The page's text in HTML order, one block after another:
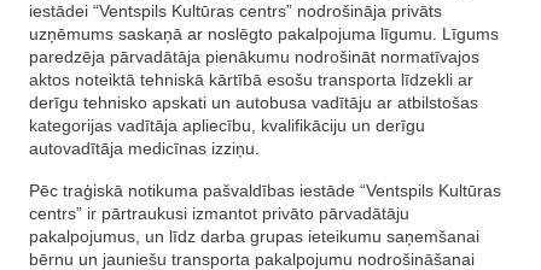
iestādei “Ventspils Kultūras centrs” nodrošināja privāts
uzņēmums saskaņā ar noslēgto pakalpojuma līgumu. Līgums
paredzēja pārvadātāja pienākumu nodrošināt normatīvajos
aktos noteiktā tehniskā kārtībā esošu transporta līdzekli ar
derīgu tehnisko apskati un autobusa vadītāju ar atbilstošas
kategorijas vadītāja apliecību, kvalifikāciju un derīgu
autovadītāja medicīnas izziņu.
Pēc traģiskā notikuma pašvaldības iestāde “Ventspils Kultūras
centrs” ir pārtraukusi izmantot privāto pārvadātāju
pakalpojumus, un līdz darba grupas ieteikumu saņemšanai
bērnu un jauniešu transporta pakalpojumu nodrošināšanai